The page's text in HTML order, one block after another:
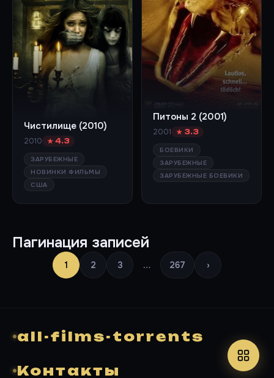
Чистилище (2010)
2010 ★ 4.3
ЗАРУБЕЖНЫЕ
НОВИНКИ ФИЛЬМЫ
США
Питоны 2 (2001)
2001 ★ 3.3
БОЕВИКИ
ЗАРУБЕЖНЫЕ
ЗАРУБЕЖНЫЕ БОЕВИКИ
Пагинация записей
1 2 3 … 267 ›
all-films-torrents
Контакты